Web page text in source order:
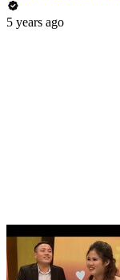
5 years ago